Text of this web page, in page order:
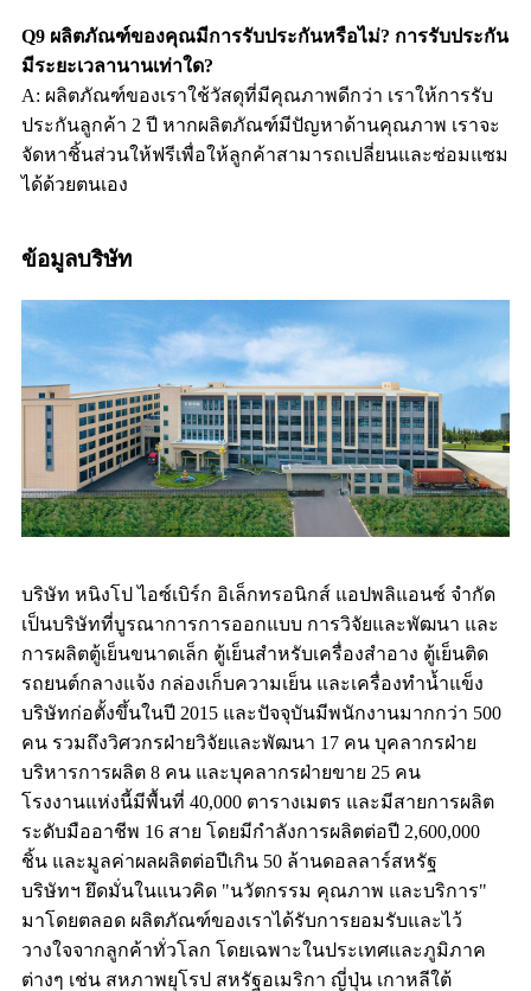
Q9 ผลิตภัณฑ์ของคุณมีการรับประกันหรือไม่? การรับประกัน
มีระยะเวลานานเท่าใด?
A: ผลิตภัณฑ์ของเราใช้วัสดุที่มีคุณภาพดีกว่า เราให้การรับ
ประกันลูกค้า 2 ปี หากผลิตภัณฑ์มีปัญหาด้านคุณภาพ เราจะ
จัดหาชิ้นส่วนให้ฟรีเพื่อให้ลูกค้าสามารถเปลี่ยนและซ่อมแซม
ได้ด้วยตนเอง
ข้อมูลบริษัท
บริษัท หนิงโป ไอซ์เบิร์ก อิเล็กทรอนิกส์ แอปพลิแอนซ์ จำกัด
เป็นบริษัทที่บูรณาการการออกแบบ การวิจัยและพัฒนา และ
การผลิตตู้เย็นขนาดเล็ก ตู้เย็นสำหรับเครื่องสำอาง ตู้เย็นติด
รถยนต์กลางแจ้ง กล่องเก็บความเย็น และเครื่องทำน้ำแข็ง
บริษัทก่อตั้งขึ้นในปี 2015 และปัจจุบันมีพนักงานมากกว่า 500
คน รวมถึงวิศวกรฝ่ายวิจัยและพัฒนา 17 คน บุคลากรฝ่าย
บริหารการผลิต 8 คน และบุคลากรฝ่ายขาย 25 คน
โรงงานแห่งนี้มีพื้นที่ 40,000 ตารางเมตร และมีสายการผลิต
ระดับมืออาชีพ 16 สาย โดยมีกำลังการผลิตต่อปี 2,600,000
ชิ้น และมูลค่าผลผลิตต่อปีเกิน 50 ล้านดอลลาร์สหรัฐ
บริษัทฯ ยึดมั่นในแนวคิด "นวัตกรรม คุณภาพ และบริการ"
มาโดยตลอด ผลิตภัณฑ์ของเราได้รับการยอมรับและไว้
วางใจจากลูกค้าทั่วโลก โดยเฉพาะในประเทศและภูมิภาค
ต่างๆ เช่น สหภาพยุโรป สหรัฐอเมริกา ญี่ปุ่น เกาหลีใต้